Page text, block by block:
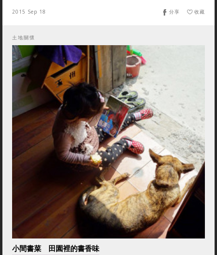
2015 Sep 18 收藏
分享
土地關懷
小間書菜 田園裡的書香味